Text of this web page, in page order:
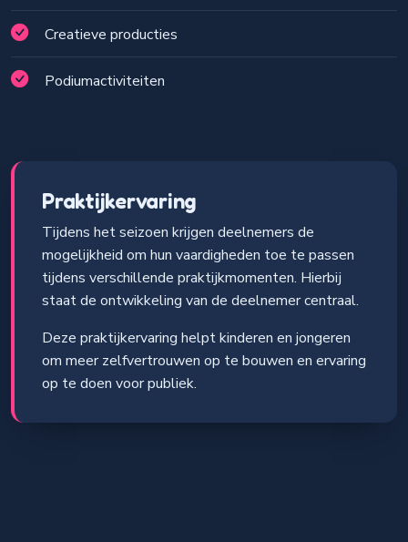
Creatieve producties
Podiumactiviteiten
Praktijkervaring
Tijdens het seizoen krijgen deelnemers de
mogelijkheid om hun vaardigheden toe te passen
tijdens verschillende praktijkmomenten. Hierbij
staat de ontwikkeling van de deelnemer centraal.
Deze praktijkervaring helpt kinderen en jongeren
om meer zelfvertrouwen op te bouwen en ervaring
op te doen voor publiek.